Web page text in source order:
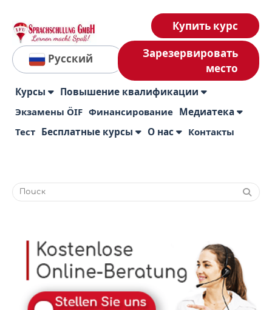
Русский
Купить курс
Зарезервировать
место
Курсы Повышение квалификации
Экзамены ÖIF Финансирование Медиатека
Тест Бесплатные курсы О нас Контакты